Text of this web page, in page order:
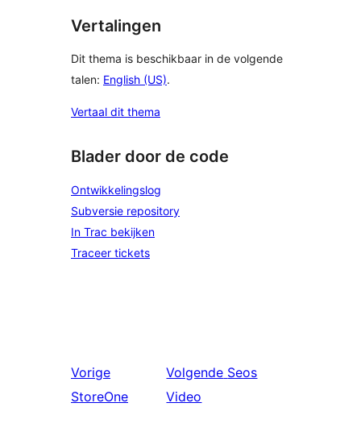
Vertalingen
Dit thema is beschikbaar in de volgende
talen: English (US).
Vertaal dit thema
Blader door de code
Ontwikkelingslog
Subversie repository
In Trac bekijken
Traceer tickets
Vorige
StoreOne
Volgende Seos
Video